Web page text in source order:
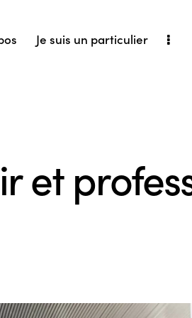
Je suis un particulier
et